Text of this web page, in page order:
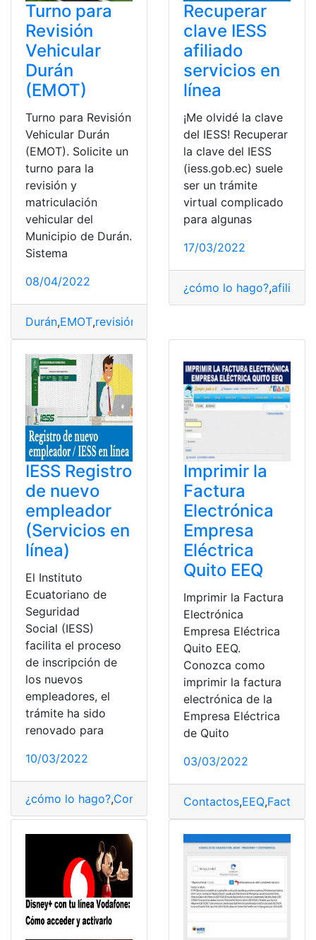
Turno para
Revisión
Vehicular
Durán
(EMOT)
Turno para Revisión
Vehicular Durán
(EMOT). Solicite un
turno para la
revisión y
matriculación
vehicular del
Municipio de Durán.
Sistema
08/04/2022
Durán,EMOT,revisión vehícular
Recuperar
clave IESS
afiliado
servicios en
línea
¡Me olvidé la clave
del IESS! Recuperar
la clave del IESS
(iess.gob.ec) suele
ser un trámite
virtual complicado
para algunas
17/03/2022
¿cómo lo hago?,afiliados
IESS Registro
de nuevo
empleador
(Servicios en
línea)
El Instituto
Ecuatoriano de
Seguridad
Social (IESS)
facilita el proceso
de inscripción de
los nuevos
empleadores, el
trámite ha sido
renovado para
10/03/2022
¿cómo lo hago?,Consultas Ecuador,empleados,IESS
Imprimir la
Factura
Electrónica
Empresa
Eléctrica
Quito EEQ
Imprimir la Factura
Electrónica
Empresa Eléctrica
Quito EEQ.
Conozca como
imprimir la factura
electrónica de la
Empresa Eléctrica
de Quito
03/03/2022
Contactos,EEQ,Facturas